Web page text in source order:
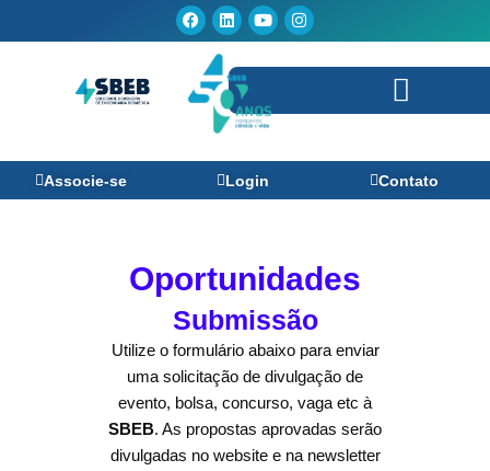
para
Facebook
LinkedinYoutubeInstagram
Associe-se Login Contato
Oportunidades
Submissão
Utilize o formulário abaixo para enviar
uma solicitação de divulgação de
evento, bolsa, concurso, vaga etc à
SBEB. As propostas aprovadas serão
divulgadas no website e na newsletter